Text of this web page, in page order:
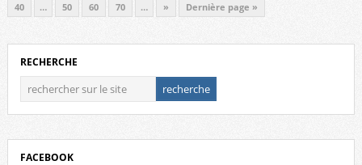
40
… 50 60 70 … » Dernière page »
RECHERCHE
FACEBOOK